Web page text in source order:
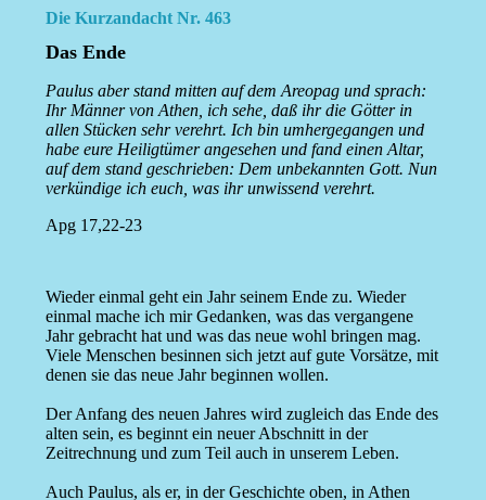
Die Kurzandacht Nr. 463
Das Ende
Paulus aber stand mitten auf dem Areopag und sprach:
Ihr Männer von Athen, ich sehe, daß ihr die Götter in
allen Stücken sehr verehrt. Ich bin umhergegangen und
habe eure Heiligtümer angesehen und fand einen Altar,
auf dem stand geschrieben: Dem unbekannten Gott. Nun
verkündige ich euch, was ihr unwissend verehrt.
Apg 17,22-23
Wieder einmal geht ein Jahr seinem Ende zu. Wieder
einmal mache ich mir Gedanken, was das vergangene
Jahr gebracht hat und was das neue wohl bringen mag.
Viele Menschen besinnen sich jetzt auf gute Vorsätze, mit
denen sie das neue Jahr beginnen wollen.
Der Anfang des neuen Jahres wird zugleich das Ende des
alten sein, es beginnt ein neuer Abschnitt in der
Zeitrechnung und zum Teil auch in unserem Leben.
Auch Paulus, als er, in der Geschichte oben, in Athen